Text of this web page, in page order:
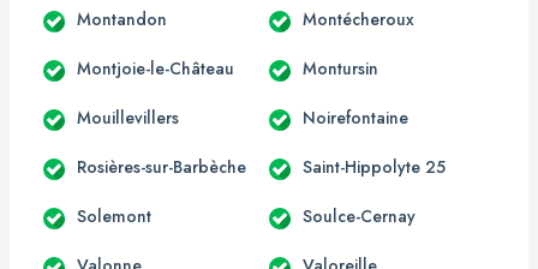
Montandon Montécheroux
Montjoie-le-Château Montursin
Mouillevillers Noirefontaine
Rosières-sur-Barbèche Saint-Hippolyte 25
Solemont Soulce-Cernay